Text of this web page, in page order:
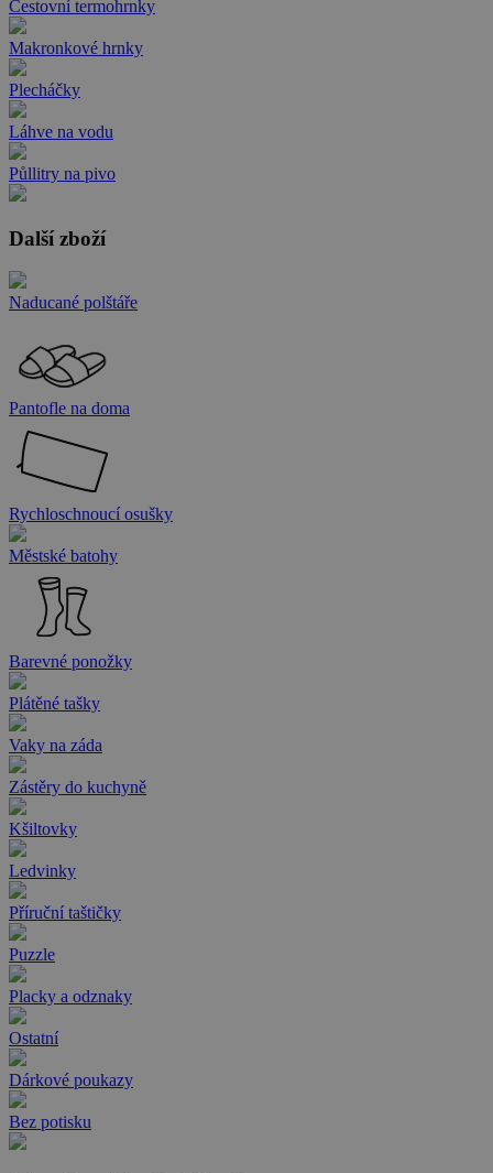
Cestovní termohrnky
Makronkové hrnky
Plecháčky
Láhve na vodu
Půllitry na pivo
Další zboží
Naducané polštáře
Pantofle na doma
Rychloschnoucí osušky
Městské batohy
Barevné ponožky
Plátěné tašky
Vaky na záda
Zástěry do kuchyně
Kšiltovky
Ledvinky
Příruční taštičky
Puzzle
Placky a odznaky
Ostatní
Dárkové poukazy
Bez potisku